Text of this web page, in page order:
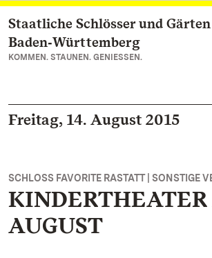
Zum Hauptinhalt springen
Staatliche Schlösser und Gärten
Baden‑Württemberg
KOMMEN. STAUNEN. GENIESSEN.
Freitag, 14. August 2015
SCHLOSS FAVORITE RASTATT | SONSTIGE
AUGUST